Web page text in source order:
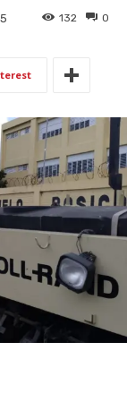
0
132